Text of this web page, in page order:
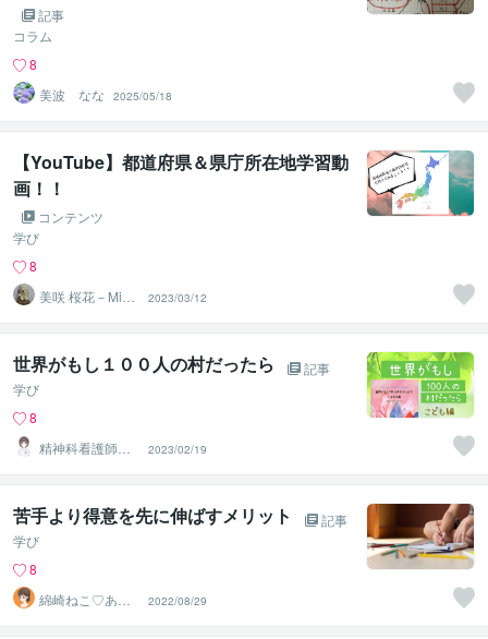
記事
コラム
8
美波 なな
2025/05/18
【YouTube】都道府県＆県庁所在地学習動
画！！
コンテンツ
学び
8
美咲 桜花－Misa
ki Ohka－
2023/03/12
世界がもし１００人の村だったら
記事
学び
8
精神科看護師き
なこ♡
2023/02/19
苦手より得意を先に伸ばすメリット
記事
学び
8
綿崎ねこ♡あな
たの心と子育て
を応援し隊
2022/08/29